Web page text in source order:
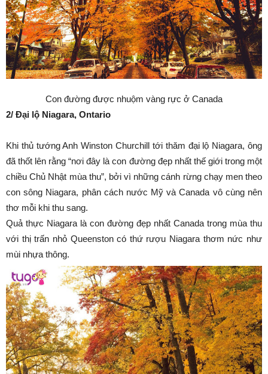
Con đường được nhuộm vàng rực ở Canada
2/ Đại lộ Niagara, Ontario
Khi thủ tướng Anh Winston Churchill tới thăm đại lộ Niagara, ông
đã thốt lên rằng “nơi đây là con đường đẹp nhất thế giới trong một
chiều Chủ Nhật mùa thu”, bởi vì những cánh rừng chạy men theo
con sông Niagara, phân cách nước Mỹ và Canada vô cùng nên
thơ mỗi khi thu sang.
Quả thực Niagara là con đường đẹp nhất Canada trong mùa thu
với thị trấn nhỏ Queenston có thứ rượu Niagara thơm nức như
mùi nhựa thông.